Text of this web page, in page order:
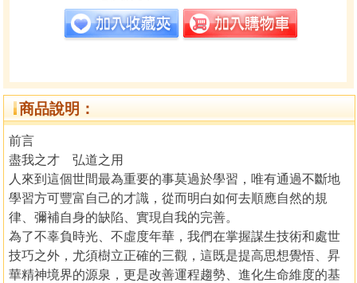
商品說明：
前言
盡我之才 弘道之用
人來到這個世間最為重要的事莫過於學習，唯有通過不斷地
學習方可豐富自己的才識，從而明白如何去順應自然的規
律、彌補自身的缺陷、實現自我的完善。
為了不辜負時光、不虛度年華，我們在掌握謀生技術和處世
技巧之外，尤須樹立正確的三觀，這既是提高思想覺悟、昇
華精神境界的源泉，更是改善運程趨勢、進化生命維度的基